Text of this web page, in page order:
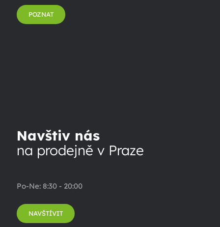
POZNAT
Navštiv nás
na prodejně v Praze
Po-Ne: 8:30 - 20:00
NAVŠTÍVIT